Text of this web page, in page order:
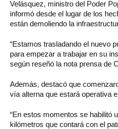
Velásquez, ministro del Poder
informó desde el lugar de los
están demoliendo la
“Estamos trasladando el nuevo
para empezar a trabajar en su
según reseñó la nota prensa de
Además, destacó que
vía alterna que estará operativa
“En estos momentos se habilitó
kilómetros que contará con el